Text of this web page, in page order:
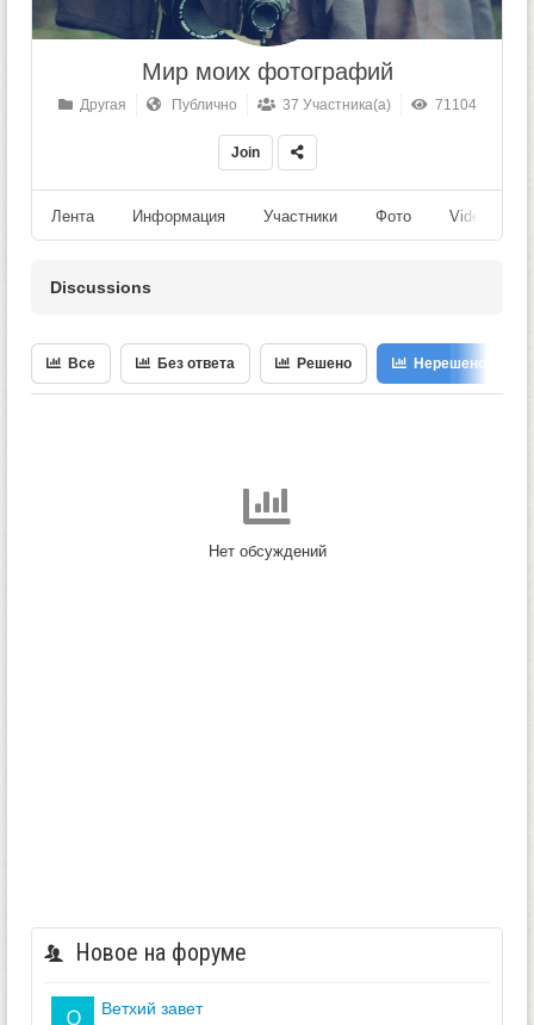
Мир моих фотографий
Другая Публично 37 Участника(а) 71104
Join
Лента Информация Участники Фото Videos
Discussions
Все Без ответа Решено Нерешено
Нет обсуждений
Новое на форуме
ветхий завет